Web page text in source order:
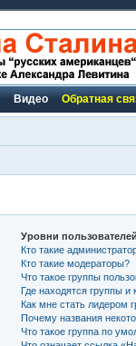
Видео Обратная
Уровни
Кто такие
Кто такие модераторы?
Что такое группы
Где находятся группы и
Как мне стать лидером
Почему названия
Что такое группа по